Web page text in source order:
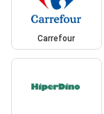
Carrefour